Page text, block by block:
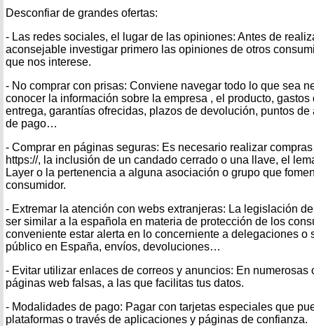
Desconfiar de grandes ofertas:
- Las redes sociales, el lugar de las opiniones: Antes de
aconsejable investigar primero las opiniones de otros
que nos interese.
- No comprar con prisas: Conviene navegar todo lo que sea
conocer la información sobre la empresa , el producto, gastos
entrega, garantías ofrecidas, plazos de devolución, puntos
de pago…
- Comprar en páginas seguras: Es necesario realizar
https://, la inclusión de un candado cerrado o una llave, el
Layer o la pertenencia a alguna asociación o grupo que
consumidor.
- Extremar la atención con webs extranjeras: La legislación
ser similar a la española en materia de protección de los
conveniente estar alerta en lo concerniente a delegaciones o
público en España, envíos, devoluciones…
- Evitar utilizar enlaces de correos y anuncios: En numerosas
páginas web falsas, a las que facilitas tus datos.
- Modalidades de pago: Pagar con tarjetas especiales que
plataformas o través de aplicaciones y páginas de confianza.